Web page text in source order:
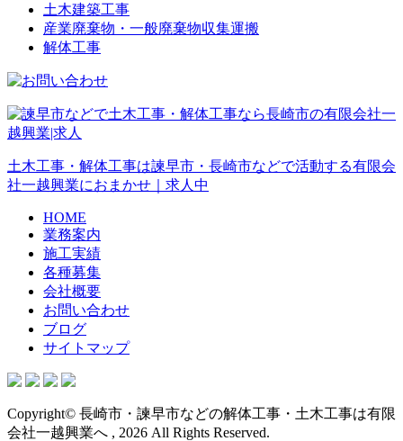
土木建築工事
産業廃棄物・一般廃棄物収集運搬
解体工事
土木工事・解体工事は諫早市・長崎市などで活動する有限会
社一越興業におまかせ｜求人中
HOME
業務案内
施工実績
各種募集
会社概要
お問い合わせ
ブログ
サイトマップ
Copyright© 長崎市・諫早市などの解体工事・土木工事は有限
会社一越興業へ , 2026 All Rights Reserved.